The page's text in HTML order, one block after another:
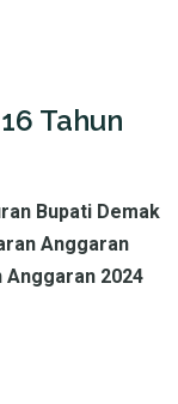
Tahun
Bupati Demak
Anggaran
Anggaran 2024